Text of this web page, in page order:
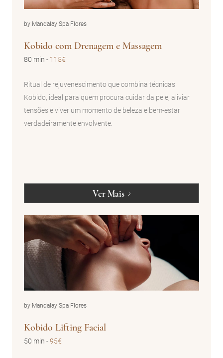
by Mandalay Spa Flores
Kobido com Drenagem e Massagem
80 min - 115€
Ritual de rejuvenescimento que combina técnicas
Kobido, ideal para quem procura cuidar da pele, aliviar
tensões e viver um momento de beleza e bem-estar
verdadeiramente envolvente.
Ver Mais
by Mandalay Spa Flores
Kobido Lifting Facial
50 min -95€